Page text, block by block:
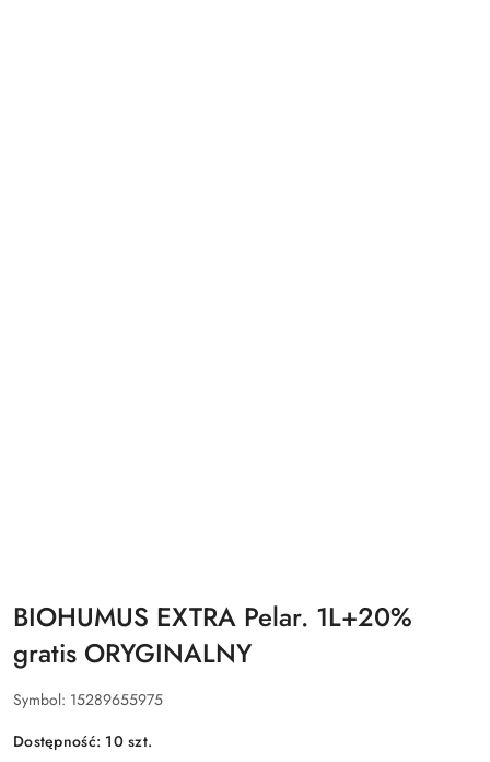
BIOHUMUS EXTRA Pelar. 1L+20%
gratis ORYGINALNY
Symbol: 15289655975
Dostępność: 10szt.